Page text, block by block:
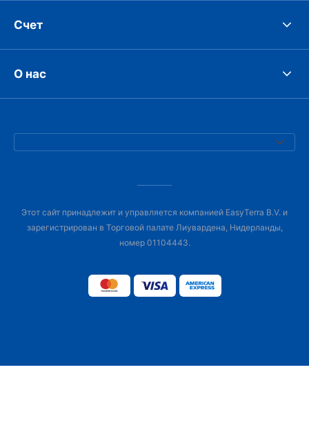
Счет
О нас
Этот сайт принадлежит и управляется компанией EasyTerra B.V. и
зарегистрирован в Торговой палате Лиувардена, Нидерланды,
номер 01104443.